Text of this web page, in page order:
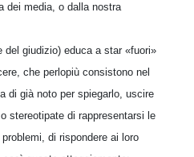
dei media, o dalla nostra
del giudizio) educa a star «fuori»
che perlopiù consistono nel
di già noto per spiegarlo, uscire
stereotipate di rappresentarsi le
di rispondere ai loro